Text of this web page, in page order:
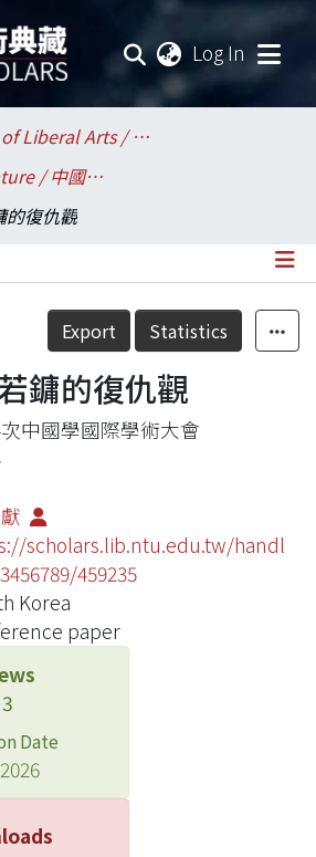
Log In
College of Liberal Arts / 文學院
Chinese Literature / 中國文學系
的復仇觀
Details
Export Statistics
鏞的復仇觀
中國學國際學術大會
scholars.lib.ntu.edu.tw/handl
459235
Korea
paper
3
Date